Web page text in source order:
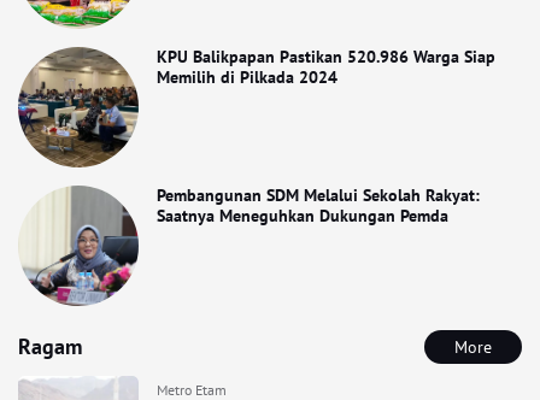
KPU Balikpapan Pastikan 520.986 Warga Siap
Memilih di Pilkada 2024
Pembangunan SDM Melalui Sekolah Rakyat:
Saatnya Meneguhkan Dukungan Pemda
Ragam More
Metro Etam